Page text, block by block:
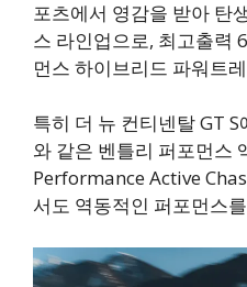
포츠에서 영감을 받아 탄
스 라인업으로, 최고출력
먼스 하이브리드 파워트
특히 더 뉴 컨티넨탈 GT
와 같은 벤틀리 퍼포먼스
Performance Active
서도 역동적인 퍼포먼스